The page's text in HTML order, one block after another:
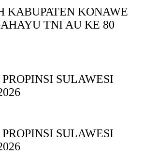
KABUPATEN KONAWE
TNI AU KE 80
SULAWESI
SULAWESI